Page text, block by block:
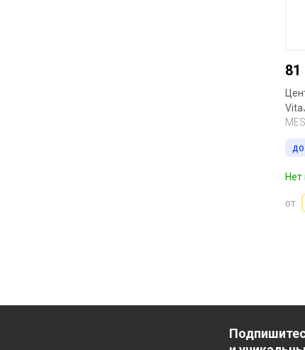
81
до
Нет
от